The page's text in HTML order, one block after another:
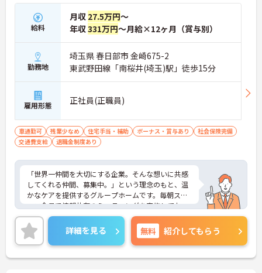
【特別報酬制度の導入により、日々の努力がしっか
り収入アップに直結します】 ・施設運営への貢献や
チームワークなどを多角的に評価する制度により、
・目に見える形でしっかりと還元される仕組みが整
っていることで、高いモチベーションを保ちながら
【個性や価値観を尊重し、自分らしいスタイルで無
理なく活躍できる社風です】
・清潔感と節度を大切にできれば、髪色や髪型、ネ
イル、ヒゲなどが原則自由となっており、自分らし
く働ける環境が整備されています。
用することで、心身の負担を軽減しながらご自身の
ペースで業務に取り組めます。
【大手グループならではの福利厚生で、長期的な将
来像を描ける安心の体制です】
・勤続3年以上の方を対象とした退職金制度が用意
されているため、将来を見据えて腰を据えて働くこ
とができます。
・65歳の定年制度に加え、70歳まで勤務可能な再雇
用制度も備わっており、長きにわたって安定した雇
給料
月収 27.5万円～
年収331万円～月給×12ヶ月（賞与別）
勤務地
埼玉県 春日部市 金崎675-2
東武野田線「南桜井(埼玉)駅」徒歩15分
雇用形態 正社員(正職員)
車通勤可 残業少なめ 住宅手当・補助 ボーナス・賞与あり
社会保険完備
交通費支給
退職金制度あり
「世界一仲間を大切にする企業。そんな想いに共感
してくれる仲間、募集中。」という理念のもと、温
かなケアを提供するグループホームです。毎朝スタ
ッフ全員で情報共有のミーティングを実施してお
り、お客様の小さな変化をチーム全体で把握できる
ため、困った時もすぐに相談できる安心の体制が整
っています。待遇面では、賞与年2回に加え、日々の
努力や売上への寄与を評価する特別報酬が支給され
るため、高いモチベーションを保ちながら勤務でき
詳細を見る 無料 紹介してもらう